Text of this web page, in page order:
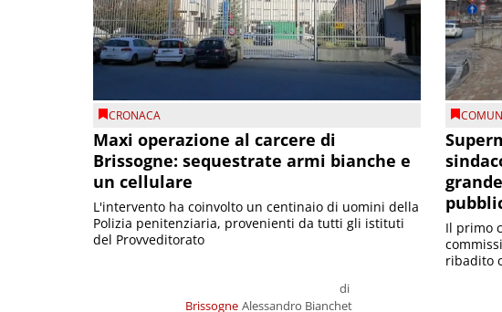
CRONACA
Maxi operazione al carcere di
Brissogne: sequestrate armi bianche e
un cellulare
Brissogne
di
Alessandro Bianchet
L'intervento ha coinvolto un centinaio di uomini della
Polizia penitenziaria, provenienti da tutti gli istituti
del Provveditorato
Il primo
ribadito